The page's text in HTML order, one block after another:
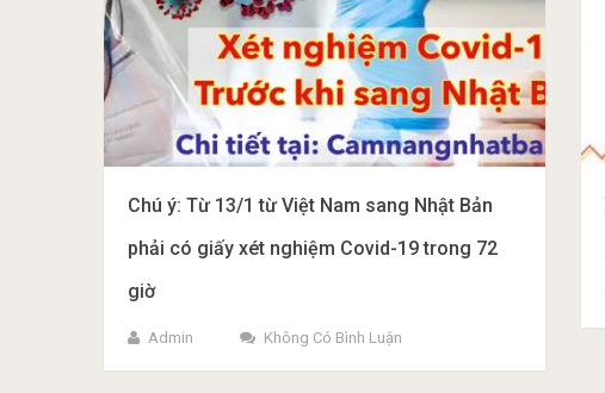
Chú ý: Từ 13/1 từ Việt Nam sang Nhật Bản
phải có giấy xét nghiệm Covid-19 trong 72
giờ
Admin Không Có Bình Luận